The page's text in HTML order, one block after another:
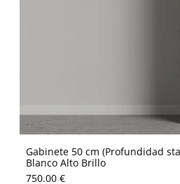
Gabinete 50 cm (Profundidad
Blanco Alto Brillo
750.00 €